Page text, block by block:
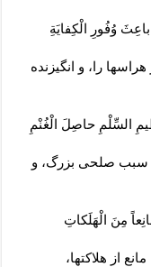
وُفُورِ الْكِفايَةِ
را، و انگيزنده
السِّلْمِ حاصِلَ الْغُنْمِ
سبب صلحى بزرگ، و
مِنَ الْهَلَكاتِ
از هلاكتها،